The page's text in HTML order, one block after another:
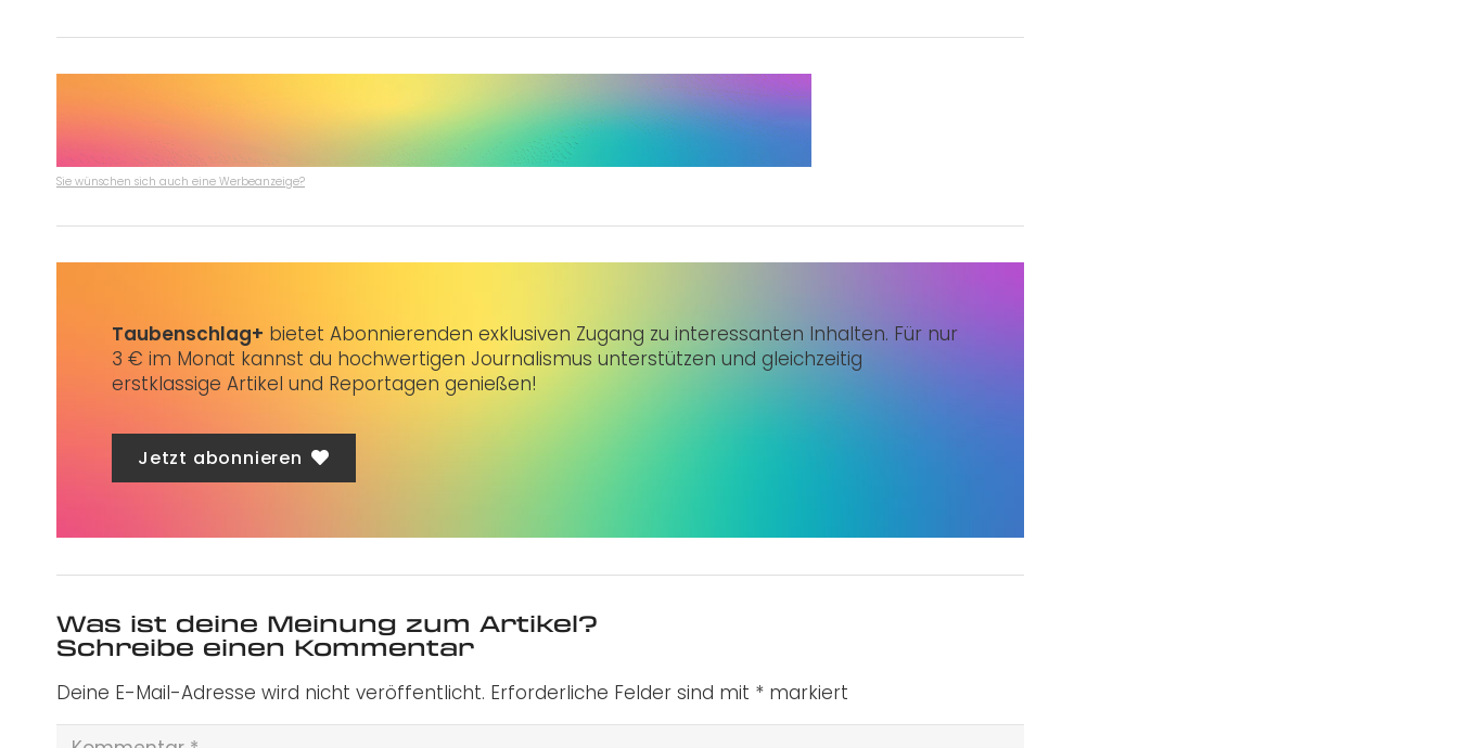
Sie wünschen sich auch eine Werbeanzeige?
Taubenschlag+ bietet Abonnierenden exklusiven Zugang zu interessanten Inhalten. Für nur
3 € im Monat kannst du hochwertigen Journalismus unterstützen und gleichzeitig
erstklassige Artikel und Reportagen genießen!
Jetzt abonnieren
Was ist deine Meinung zum Artikel?
Schreibe einen Kommentar
Deine E-Mail-Adresse wird nicht veröffentlicht. Erforderliche Felder sind mit * markiert